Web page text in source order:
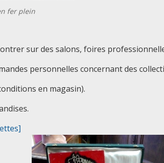
fer plein
sur des salons, foires
personnelles concernant des
en magasin).